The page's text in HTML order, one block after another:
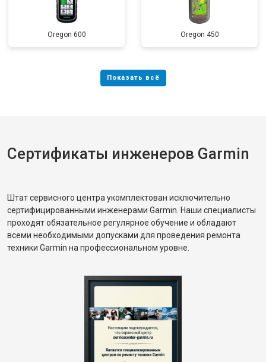
Oregon 600 Oregon 450
Сертификаты инженеров Garmin
Штат сервисного центра укомплектован исключительно
сертифицированными инженерами Garmin. Наши специалисты
проходят обязательное регулярное обучение и обладают
всеми необходимыми допусками для проведения ремонта
техники Garmin на профессиональном уровне.